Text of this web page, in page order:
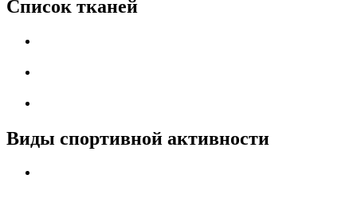
Список тканей
Виды спортивной активности